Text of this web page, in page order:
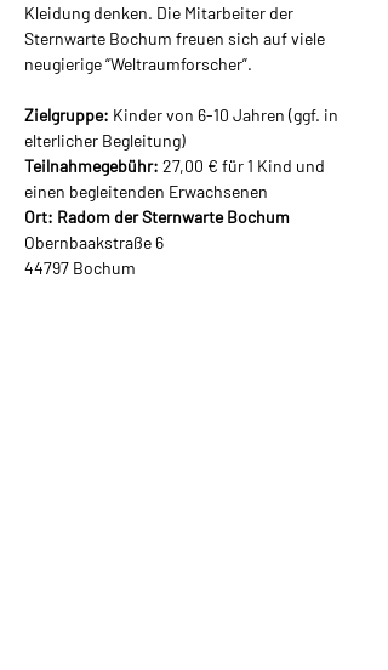
Kleidung denken. Die Mitarbeiter der
Sternwarte Bochum freuen sich auf viele
neugierige “Weltraumforscher”.
Zielgruppe: Kinder von 6-10 Jahren (ggf. in
elterlicher Begleitung)
Teilnahmegebühr: 27,00 € für 1 Kind und
einen begleitenden Erwachsenen
Ort: Radom der Sternwarte Bochum
Obernbaakstraße 6
44797 Bochum